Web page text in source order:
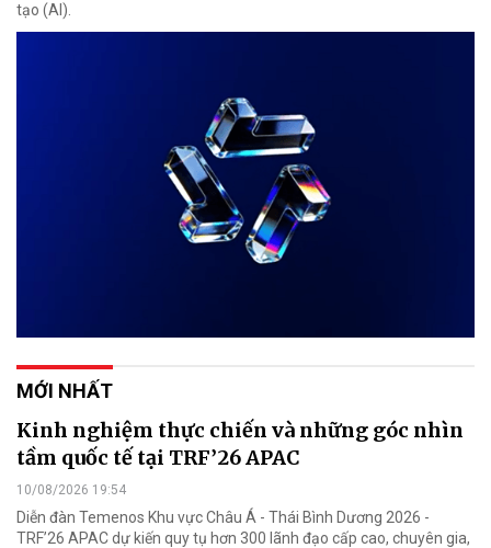
tạo (AI).
MỚI NHẤT
Kinh nghiệm thực chiến và những góc nhìn
tầm quốc tế tại TRF’26 APAC
10/08/2026 19:54
Diễn đàn Temenos Khu vực Châu Á - Thái Bình Dương 2026 -
TRF’26 APAC dự kiến quy tụ hơn 300 lãnh đạo cấp cao, chuyên gia,